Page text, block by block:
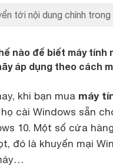
tới nội dung chính trong
nào để biết máy tính
áp dụng theo cách
khi bạn mua máy
cài Windows sẵn
10. Một số cửa
đó là khuyến mại